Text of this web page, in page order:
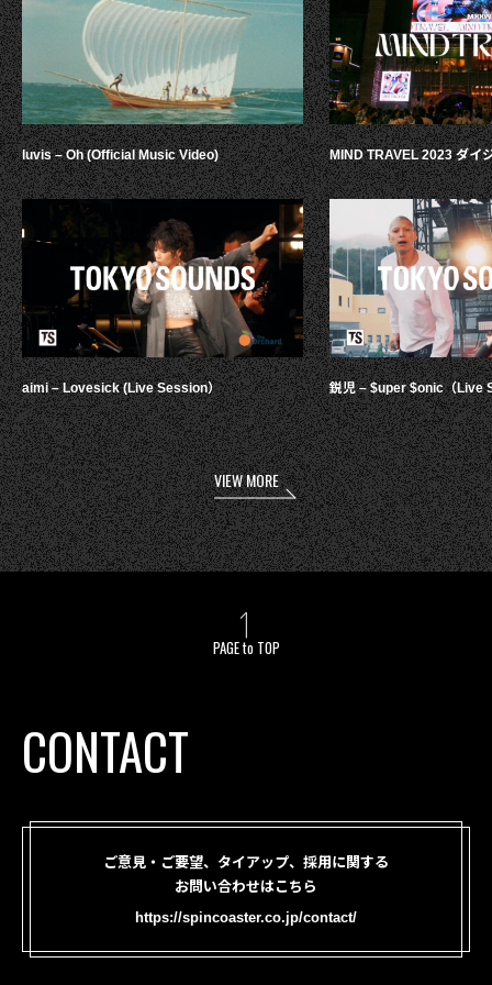
luvis – Oh (Official Music Video)
aimi – Lovesick (Live Session）
MIND TRAVEL 2023 ダイ
鋭児 – $uper $onic（Live
VIEW MORE
PAGE to TOP
CONTACT
ご意見・ご要望、タイアップ、採用に関する
お問い合わせはこちら
https://spincoaster.co.jp/contact/